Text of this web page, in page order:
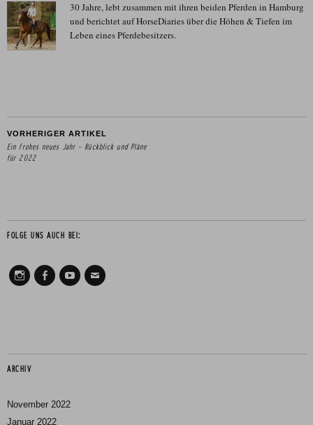
30 Jahre, lebt zusammen mit ihren beiden Pferden in Hamburg
und berichtet auf HorseDiaries über die Höhen & Tiefen im
Leben eines Pferdebesitzers.
VORHERIGER ARTIKEL
Ein frohes neues Jahr – Rückblick und Pläne
für 2022
FOLGE UNS AUCH BEI:
ARCHIV
November 2022
Januar 2022